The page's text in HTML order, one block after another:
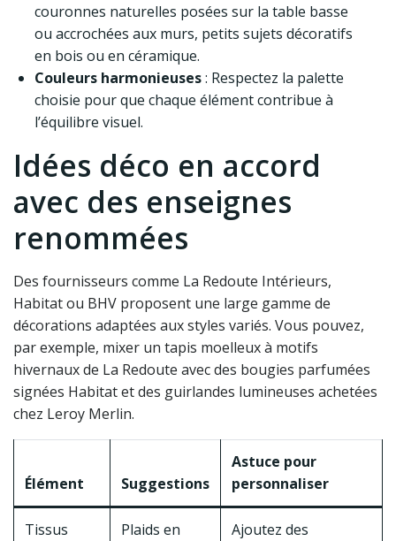
couronnes naturelles posées sur la table basse
ou accrochées aux murs, petits sujets décoratifs
en bois ou en céramique.
Couleurs harmonieuses: Respectez la palette
choisie pour que chaque élément contribue à
l’équilibre visuel.
Idées déco en accord
avec des enseignes
renommées
Des fournisseurs comme La Redoute Intérieurs,
Habitat ou BHV proposent une large gamme de
décorations adaptées aux styles variés. Vous pouvez,
par exemple, mixer un tapis moelleux à motifs
hivernaux de La Redoute avec des bougies parfumées
signées Habitat et des guirlandes lumineuses achetées
chez Leroy Merlin.
Élément Suggestions
Astuce pour
personnaliser
Tissus
Plaids en
Ajoutez des